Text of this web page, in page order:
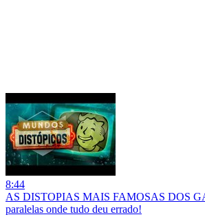
8:44
AS DISTOPIAS MAIS FAMOSAS DOS
paralelas onde tudo deu errado!